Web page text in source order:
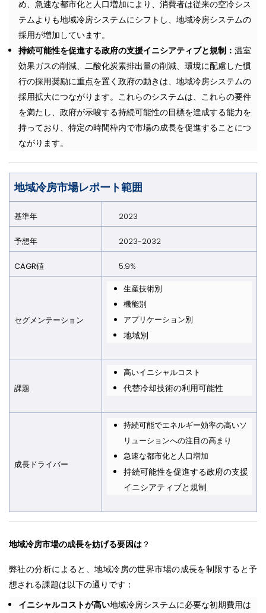
め、急速な都市化と人口増加により、消費者は従来の空冷シス
テムよりも地域冷房システムにシフトし、地域冷房システムの
採用が増加しています。
持続可能性を促進する政府の支援イニシアティブと規制： 温室
効果ガスの削減、二酸化炭素排出量の削減、環境に配慮した慣
行の採用奨励に重点を置く政府の動きは、地域冷房システムの
採用拡大につながります。これらのシステムは、これらの要件
を満たし、政府が示唆する持続可能性の目標を達成する能力を
持っており、特定の時間枠内で市場の成長を促進することにつ
ながります。
地域冷房市場レポート範囲
基準年 2023
予想年 2023-2032
CAGR値 5.9%
セグメンテーション
生産技術別
機能別
アプリケーション別
地域別
課題
高いイニシャルコスト
代替冷却技術の利用可能性
成長ドライバー
持続可能でエネルギー効率の高いソ
リューションへの注目の高まり
急速な都市化と人口増加
持続可能性を促進する政府の支援
イニシアティブと規制
地域冷房市場の成長を妨げる要因は ？
弊社の分析によると、地域冷房の世界市場の成長を制限すると予
想される課題は以下の通りです：
イニシャルコストが高い地域冷房システムに必要な初期費用は